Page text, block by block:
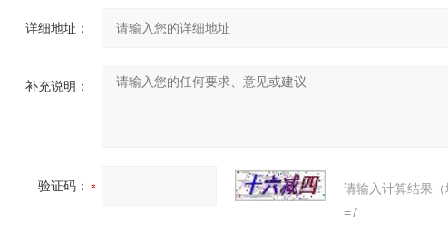
详细地址：
补充说明：
验证码：
请输入计算结果
=7